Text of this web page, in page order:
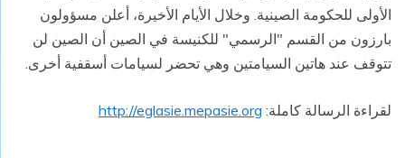
الأولى للحكومة الصينية. وخلال الأيام الأخيرة، أعلن مسؤولون
بارزون من القسم "الرسمي" للكنيسة في الصين أن الصين لن
تتوقف عند هاتين السيامتين وهي تحضر لسيامات أسقفية أخرى.
لقراءة الرسالة كاملة: http://eglasie.mepasie.org